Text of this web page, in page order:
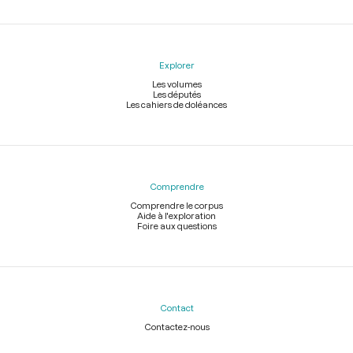
Explorer
Les volumes
Les députés
Les cahiers de doléances
Comprendre
Comprendre le corpus
Aide à l'exploration
Foire aux questions
Contact
Contactez-nous